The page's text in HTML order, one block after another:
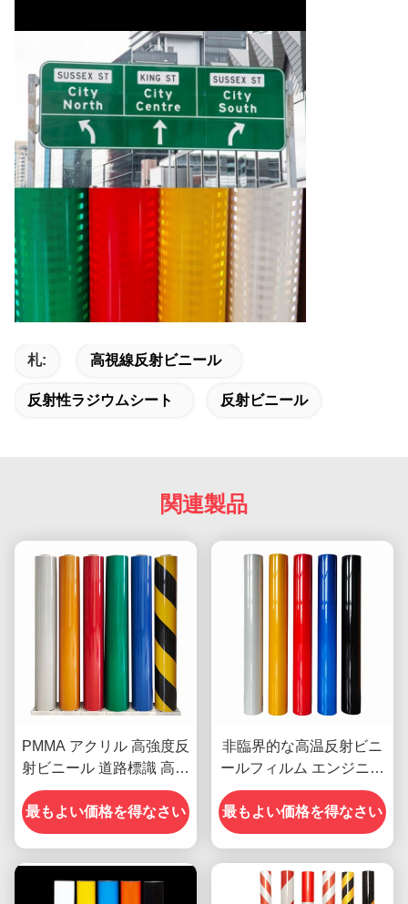
札: 高視線反射ビニール
反射性ラジウムシート 反射ビニール
関連製品
PMMA アクリル 高強度反
射ビニール 道路標識 高明
るさ
最もよい価格を得なさい
非臨界的な高温反射ビニ
ールフィルム エンジニア
級 OEM
最もよい価格を得なさい